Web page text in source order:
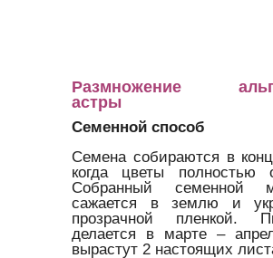
Размножение
астры
Семенной способ
Семена собираются в
когда цветы полностью
Собранный семенной
сажается в землю и
прозрачной пленкой.
делается в марте –
вырастут 2 настоящих